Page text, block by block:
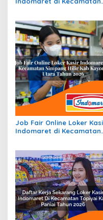
Job Fair Online Loker
Indomaret di Kecamatan